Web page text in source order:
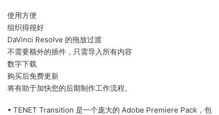
使用方便
组织得很好
DaVinci Resolve 的拖放过渡
不需要额外的插件，只需导入所有内容
数字下载
购买后免费更新
将有助于加快您的后期制作工作流程。
• TENET Transition 是一个庞大的 Adob​​e Premiere Pack，包